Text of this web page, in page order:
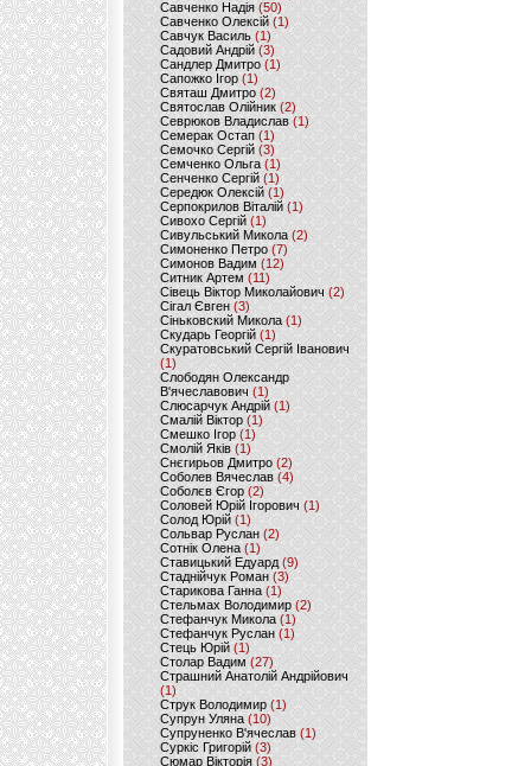
Савченко Надія (50)
Савченко Олексій(1)
Савчук Василь (1)
Садовий Андрій (3)
Сандлер Дмитро(1)
Сапожко Ігор(1)
Святаш Дмитро (2)
Святослав Олійник (2)
Севрюков Владислав (1)
Семерак Остап (1)
Семочко Сергій (3)
Семченко Ольга (1)
Сенченко Сергій(1)
Середюк Олексій(1)
Серпокрилов Віталій(1)
Сивохо Сергій(1)
Сивульський Микола(2)
Симоненко Петро(7)
Симонов Вадим (12)
Ситник Артем(11)
Сівець Віктор Миколайович(2)
Сігал Євген (3)
Сіньковский Микола(1)
Скударь Георгій (1)
Скуратовський Сергій Іванович
(1)
Слободян Олександр
В'ячеславович(1)
Слюсарчук Андрій(1)
Смалій Віктор (1)
Смешко Ігор (1)
Смолій Яків (1)
Снєгирьов Дмитро (2)
Соболев Вячеслав (4)
Соболєв Єгор(2)
Соловей Юрій Ігорович (1)
Солод Юрій (1)
Сольвар Руслан (2)
Сотнік Олена(1)
Ставицький Едуард (9)
Стаднійчук Роман(3)
Старикова Ганна (1)
Стельмах Володимир(2)
Стефанчук Микола (1)
Стефанчук Руслан (1)
Стець Юрій (1)
Столар Вадим(27)
Страшний Анатолій Андрійович
(1)
Струк Володимир (1)
Супрун Уляна (10)
Супруненко В'ячеслав (1)
Суркіс Григорій (3)
Сюмар Вікторія (3)